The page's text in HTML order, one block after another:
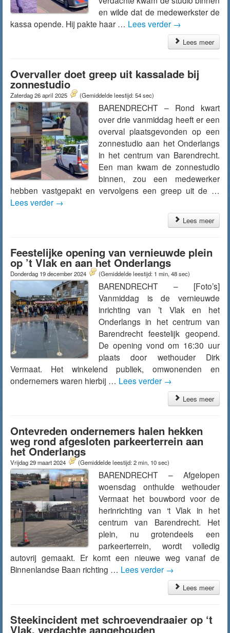
en wilde dat de medewerkster de
kassa opende. Hij pakte haar … Lees verder →
Lees meer
Overvaller doet greep uit kassalade bij
zonnestudio
Zaterdag 26 april 2025 (Gemiddelde leestijd: 54 sec)
BARENDRECHT – Rond kwart
over drie vanmiddag heeft er een
overval plaatsgevonden op een
zonnestudio aan het Onderlangs
in het centrum van Barendrecht.
Een man kwam de zonnestudio
binnen, zou een medewerker
hebben vastgepakt en vervolgens een greep uit de …
Lees verder →
Lees meer
Feestelijke opening van vernieuwde plein
op ’t Vlak en aan het Onderlangs
Donderdag 19 december 2024 (Gemiddelde leestijd: 1 min, 48 sec)
BARENDRECHT – [Foto’s]
Vanmiddag is de vernieuwde
inrichting van ’t Vlak en het
Onderlangs in het centrum van
Barendrecht feestelijk geopend.
De opening vond om 16:30 uur
plaats door wethouder Dirk
Vermaat. Het winkelend publiek, omwonenden en
ondernemers waren hierbij … Lees verder →
Lees meer
Ontevreden ondernemers halen hekken
weg rond afgesloten parkeerterrein aan
het Onderlangs
Vrijdag 29 maart 2024 (Gemiddelde leestijd: 2 min, 10 sec)
BARENDRECHT – Afgelopen
woensdag onthulde wethouder
Vermaat het bouwbord voor de
herinrichting van ‘t Vlak in het
centrum van Barendrecht. Het
plein, nu grotendeels een
parkeerterrein, wordt volledig
autovrij gemaakt. Er komt een nieuwe weg vanaf de
Binnenlandse Baan richting … Lees verder →
Lees meer
Steekincident met schroevendraaier op ‘t
Vlak, verdachte aangehouden